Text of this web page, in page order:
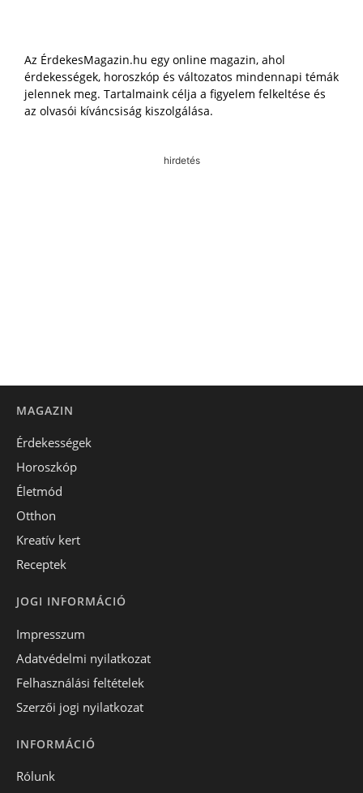
Az ÉrdekesMagazin.hu egy online magazin, ahol
érdekességek, horoszkóp és változatos mindennapi témák
jelennek meg. Tartalmaink célja a figyelem felkeltése és
az olvasói kíváncsiság kiszolgálása.
hirdetés
MAGAZIN
Érdekességek
Horoszkóp
Életmód
Otthon
Kreatív kert
Receptek
JOGI INFORMÁCIÓ
Impresszum
Adatvédelmi nyilatkozat
Felhasználási feltételek
Szerzői jogi nyilatkozat
INFORMÁCIÓ
Rólunk